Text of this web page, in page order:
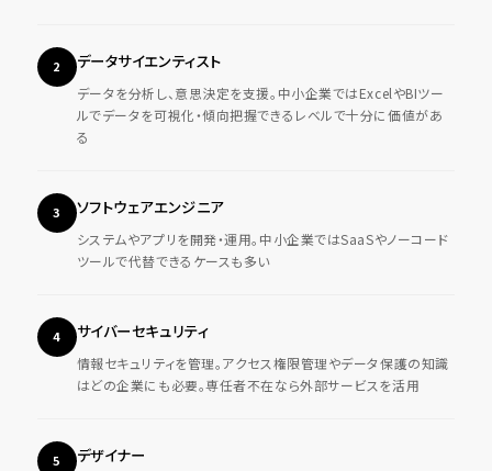
2 データサイエンティスト
データを分析し、意思決定を支援。中小企業ではExcelやBIツー
ルでデータを可視化・傾向把握できるレベルで十分に価値があ
る
3 ソフトウェアエンジニア
システムやアプリを開発・運用。中小企業ではSaaSやノーコード
ツールで代替できるケースも多い
4 サイバーセキュリティ
情報セキュリティを管理。アクセス権限管理やデータ保護の知識
はどの企業にも必要。専任者不在なら外部サービスを活用
5 デザイナー